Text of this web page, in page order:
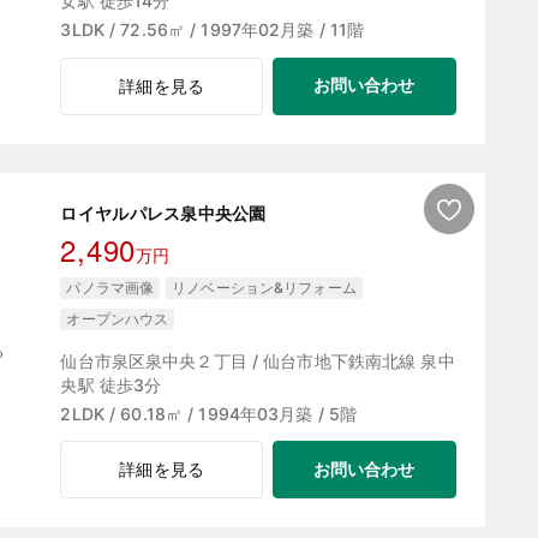
3LDK / 72.56㎡ / 1997年02月築 / 11階
詳細を見る お問い合わせ
ロイヤルパレス泉中央公園
2,490万円
パノラマ画像
リノベーション&リフォーム
オープンハウス
仙台市泉区泉中央２丁目 / 仙台市地下鉄南北線 泉中
央駅 徒歩3分
2LDK / 60.18㎡ / 1994年03月築 / 5階
詳細を見る お問い合わせ